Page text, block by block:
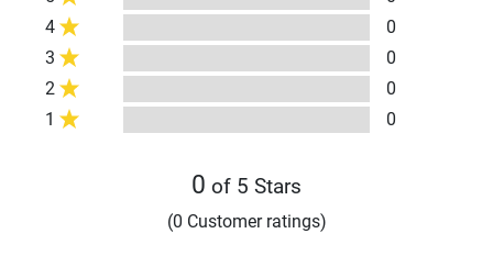
4
0
3
0
2
0
1
0
0 of 5 Stars
(0 Customer ratings)